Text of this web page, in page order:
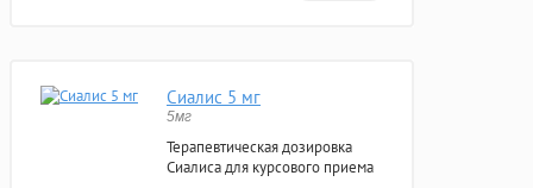
Сиалис 5 мг
5мг
Терапевтическая дозировка
Сиалиса для курсового приема